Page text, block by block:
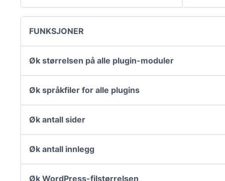
FUNKSJONER
Øk størrelsen på alle plugin-moduler
Øk språkfiler for alle plugins
Øk antall sider
Øk antall innlegg
Øk WordPress-filstørrelsen